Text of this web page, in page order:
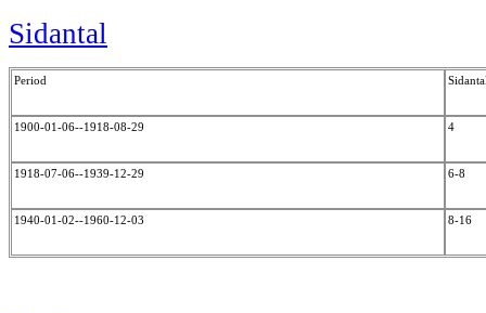
Sidantal
Period
1900-01-06--1918-08-29 4
1918-07-06--1939-12-29 6-8
1940-01-02--1960-12-03 8-16